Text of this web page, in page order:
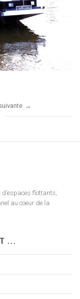
d’espaces flottants;
au coeur de la
…